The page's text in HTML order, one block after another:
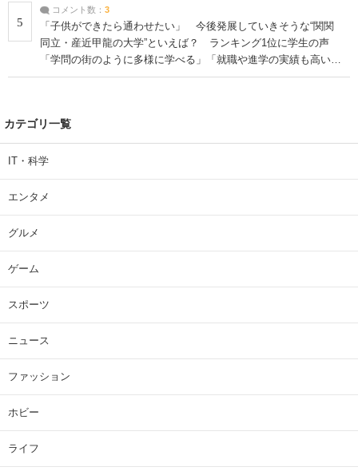
5
コメント数： 3
「子供ができたら通わせたい」 今後発展していきそうな“関関
同立・産近甲龍の大学”といえば？ ランキング1位に学生の声
「学問の街のように多様に学べる」「就職や進学の実績も高い」
| 大学 ねとらぼリサーチ
カテゴリ一覧
IT・科学
エンタメ
グルメ
ゲーム
スポーツ
ニュース
ファッション
ホビー
ライフ